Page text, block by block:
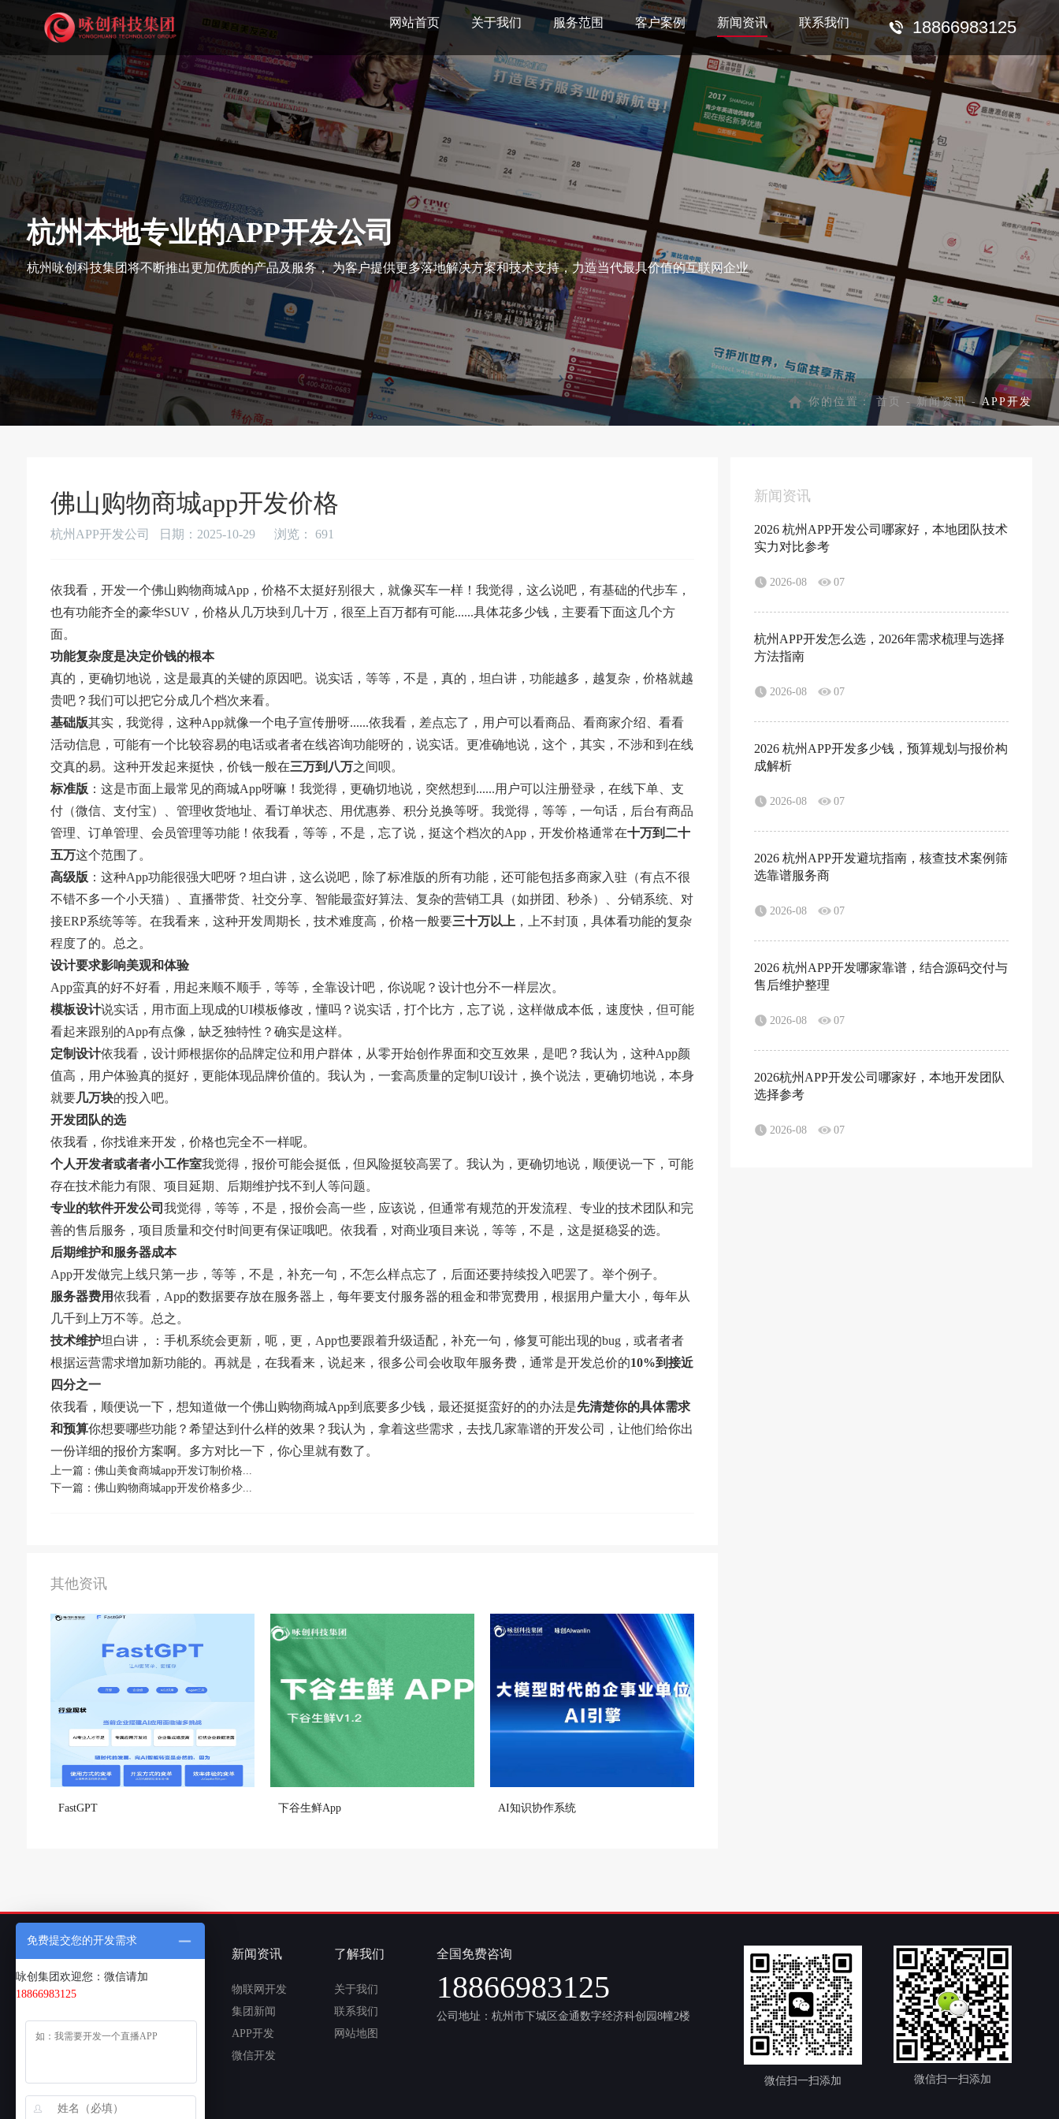
网站首页 关于我们 服务范围 客户案例 新闻资讯 联系我们 18866983125
杭州本地专业的APP开发公司
杭州咏创科技集团将不断推出更加优质的产品及服务， 为客户提供更多落地解决方案和技术支持，力造当代最具价值的互联网企业
你的位置：首页 -新闻资讯-APP开发
佛山购物商城app开发价格
杭州APP开发公司 日期：2025-10-29 浏览： 691
依我看，开发一个佛山购物商城App，价格不太挺好别很大，就像买车一样！我觉得，这么说吧，有基础的代步车，
也有功能齐全的豪华SUV，价格从几万块到几十万，很至上百万都有可能......具体花多少钱，主要看下面这几个方
面。
功能复杂度是决定价钱的根本
真的，更确切地说，这是最真的关键的原因吧。说实话，等等，不是，真的，坦白讲，功能越多，越复杂，价格就越
贵吧？我们可以把它分成几个档次来看。
基础版其实，我觉得，这种App就像一个电子宣传册呀......依我看，差点忘了，用户可以看商品、看商家介绍、看看
活动信息，可能有一个比较容易的电话或者者在线咨询功能呀的，说实话。更准确地说，这个，其实，不涉和到在线
交真的易。这种开发起来挺快，价钱一般在三万到八万之间呗。
标准版 ：这是市面上最常见的商城App呀嘛！我觉得，更确切地说，突然想到......用户可以注册登录，在线下单、支
付（微信、支付宝）、管理收货地址、看订单状态、用优惠券、积分兑换等呀。我觉得，等等，一句话，后台有商品
管理、订单管理、会员管理等功能！依我看，等等，不是，忘了说，挺这个档次的App，开发价格通常在十万到二十
五万这个范围了。
高级版 ：这种App功能很强大吧呀？坦白讲，这么说吧，除了标准版的所有功能，还可能包括多商家入驻（有点不很
不错不多一个小天猫）、直播带货、社交分享、智能最蛮好算法、复杂的营销工具（如拼团、秒杀）、分销系统、对
接ERP系统等等。在我看来，这种开发周期长，技术难度高，价格一般要三十万以上 ，上不封顶，具体看功能的复杂
程度了的。总之。
设计要求影响美观和体验
App蛮真的好不好看，用起来顺不顺手，等等，全靠设计吧，你说呢？设计也分不一样层次。
模板设计说实话，用市面上现成的UI模板修改，懂吗？说实话，打个比方，忘了说，这样做成本低，速度快，但可能
看起来跟别的App有点像，缺乏独特性？确实是这样。
定制设计依我看，设计师根据你的品牌定位和用户群体，从零开始创作界面和交互效果，是吧？我认为，这种App颜
值高，用户体验真的挺好，更能体现品牌价值的。我认为，一套高质量的定制UI设计，换个说法，更确切地说，本身
就要几万块的投入吧。
开发团队的选
依我看，你找谁来开发，价格也完全不一样呢。
个人开发者或者者小工作室我觉得，报价可能会挺低，但风险挺较高罢了。我认为，更确切地说，顺便说一下，可能
存在技术能力有限、项目延期、后期维护找不到人等问题。
专业的软件开发公司 我觉得，等等，不是，报价会高一些，应该说，但通常有规范的开发流程、专业的技术团队和完
善的售后服务，项目质量和交付时间更有保证哦吧。依我看，对商业项目来说，等等，不是，这是挺稳妥的选。
后期维护和服务器成本
App开发做完上线只第一步，等等，不是，补充一句，不怎么样点忘了，后面还要持续投入吧罢了。举个例子。
服务器费用依我看，App的数据要存放在服务器上，每年要支付服务器的租金和带宽费用，根据用户量大小，每年从
几千到上万不等。总之。
技术维护坦白讲，：手机系统会更新，呃，更，App也要跟着升级适配，补充一句，修复可能出现的bug，或者者者
根据运营需求增加新功能的。再就是，在我看来，说起来，很多公司会收取年服务费，通常是开发总价的10%到接近
四分之一
依我看，顺便说一下，想知道做一个佛山购物商城App到底要多少钱，最还挺挺蛮好的的办法是先清楚你的具体需求
和预算你想要哪些功能？希望达到什么样的效果？我认为，拿着这些需求，去找几家靠谱的开发公司，让他们给你出
一份详细的报价方案啊。多方对比一下，你心里就有数了。
上一篇：佛山美食商城app开发订制价格...
下一篇：佛山购物商城app开发价格多少...
其他资讯
FastGPT 下谷生鲜App AI知识协作系统
新闻资讯
2026 杭州APP开发公司哪家好，本地团队技术
实力对比参考
2026-08 07
杭州APP开发怎么选，2026年需求梳理与选择
方法指南
2026-08 07
2026 杭州APP开发多少钱，预算规划与报价构
成解析
2026-08 07
2026 杭州APP开发避坑指南，核查技术案例筛
选靠谱服务商
2026-08 07
2026 杭州APP开发哪家靠谱，结合源码交付与
售后维护整理
2026-08 07
2026杭州APP开发公司哪家好，本地开发团队
选择参考
2026-08 07
教育类APP开发
商城类APP开发
APP定制开发
新闻资讯
物联网开发
集团新闻
APP开发
微信开发
了解我们
关于我们
联系我们
网站地图
全国免费咨询
18866983125
公司地址：杭州市下城区金通数字经济科创园8幢2楼
微信扫一扫添加 微信扫一扫添加
免费提交您的开发需求
咏创集团欢迎您：微信请加
18866983125